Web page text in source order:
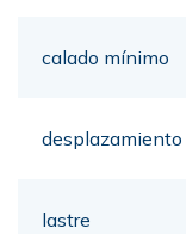
calado mínimo
desplazamiento
lastre